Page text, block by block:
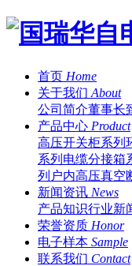
首页 Home
关于我们 About
公司简介董事长
产品中心 Product
高压开关柜系列
系列 电缆分接箱
列 户内高压真空
新闻资讯 News
产品知识行业新
荣誉资质 Honor
电子样本 Sample
联系我们 Contact